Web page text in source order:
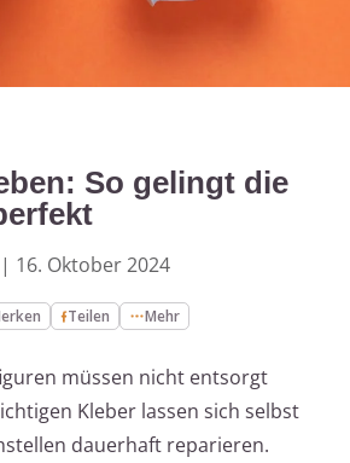
So gelingt die
| 16. Oktober 2024
Teilen Mehr
müssen nicht entsorgt
Kleber lassen sich selbst
dauerhaft reparieren.